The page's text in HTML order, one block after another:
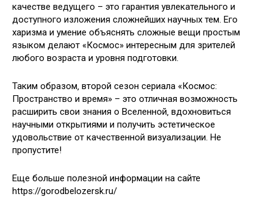
качестве ведущего – это гарантия увлекательного и
доступного изложения сложнейших научных тем. Его
харизма и умение объяснять сложные вещи простым
языком делают «Космос» интересным для зрителей
любого возраста и уровня подготовки.
Таким образом‚ второй сезон сериала «Космос:
Пространство и время» – это отличная возможность
расширить свои знания о Вселенной‚ вдохновиться
научными открытиями и получить эстетическое
удовольствие от качественной визуализации. Не
пропустите!
Еще больше полезной информации на сайте
https://gorodbelozersk.ru/